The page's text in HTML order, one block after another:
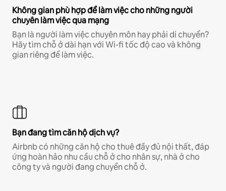
Không gian phù hợp để làm việc cho những người
chuyên làm việc qua mạng
Bạn là người làm việc chuyên môn hay phải di chuyển?
Hãy tìm chỗ ở dài hạn với Wi-fi tốc độ cao và không
gian riêng để làm việc.
Bạn đang tìm căn hộ dịch vụ?
Airbnb có những căn hộ cho thuê đầy đủ nội thất, đáp
ứng hoàn hảo nhu cầu chỗ ở cho nhân sự, nhà ở cho
công ty và người đang chuyển chỗ ở.